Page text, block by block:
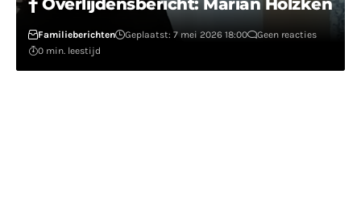
Familieberichten Geplaatst: 7 mei 2026 18:00
Geen reacties
0 min. leestijd